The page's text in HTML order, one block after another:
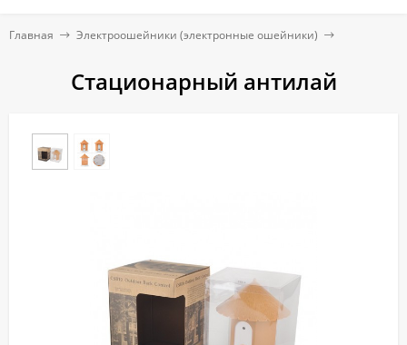
Главная Электроошейники (электронные ошейники)
Стационарный антилай